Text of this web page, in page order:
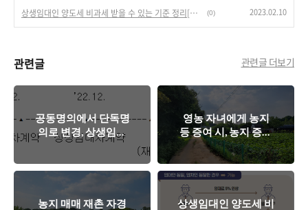
상생임대인 양도세 비과세 받을 수 있는 기준 정리[매매와 동시 갭투자 직전임대차계약에 해당하나?] (0) 2023.02.10
관련글 관련글 더보기
공동명의에서 단독명
의로 변경, 상생임대
인 조건 양도세 비과
으로 인한 증여]
영농 자녀에게 농지
등 증여 시, 농지 증여
세 감면 5년간 1억원,
[영농상속공제]
농지 매매 재촌 자경
상생임대인 양도세 비